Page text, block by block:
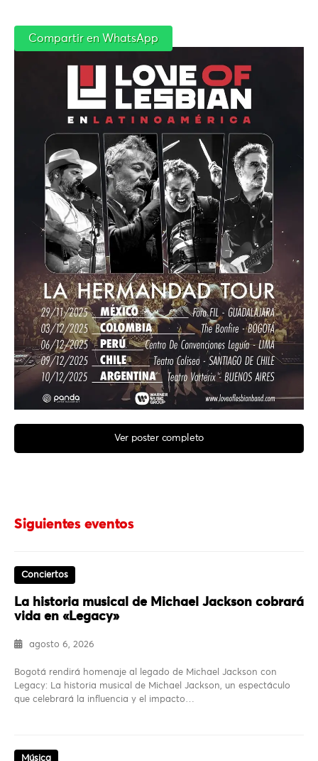
Ver poster completo
Compartir en WhatsApp
Siguientes eventos
Conciertos
La historia musical de Michael Jackson cobrará
vida en «Legacy»
agosto 6, 2026
Bogotá rendirá homenaje al legado de Michael Jackson con
Legacy: La historia musical de Michael Jackson, un espectáculo
que celebrará la influencia y el impacto…
Música